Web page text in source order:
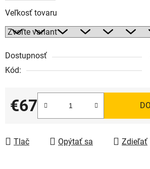
Veľkosť tovaru
Dostupnosť
Kód:
€67
Jednotková cena:
Tlač Opýtať sa Zdieľať